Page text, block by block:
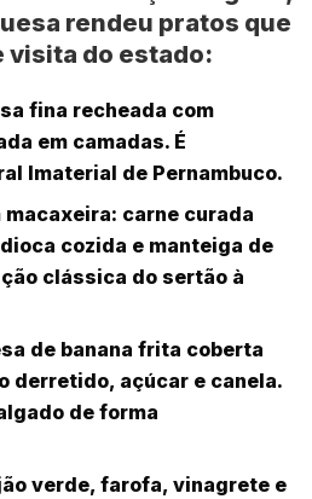
rendeu pratos que
visita do estado:
fina recheada com
em camadas. É
Imaterial de Pernambuco.
macaxeira: carne curada
cozida e manteiga de
clássica do sertão à
de banana frita coberta
derretido, açúcar e canela.
de forma
verde, farofa, vinagrete e